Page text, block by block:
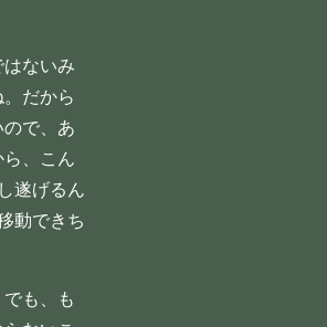
ないみ
だから
で、あ
、こん
遂げるん
動できち
も、も